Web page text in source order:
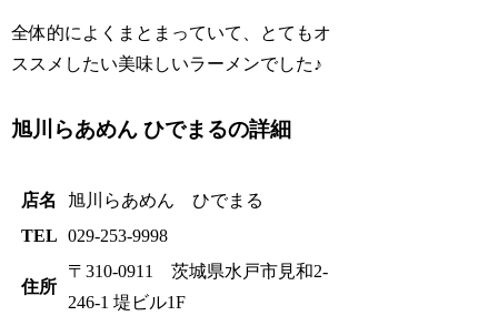
全体的によくまとまっていて、とてもオ
ススメしたい美味しいラーメンでした♪
旭川らあめん ひでまるの詳細
店名
旭川らあめん ひでまる
TEL 029-253-9998
住所
〒310-0911 茨城県水戸市見和2-
246-1 堤ビル1F